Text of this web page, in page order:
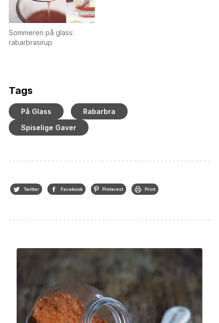
Sommeren på glass:
rabarbrasirup
Tags
På Glass
Rabarbra
Spiselige Gaver
Twitter Facebook Pinterest Print